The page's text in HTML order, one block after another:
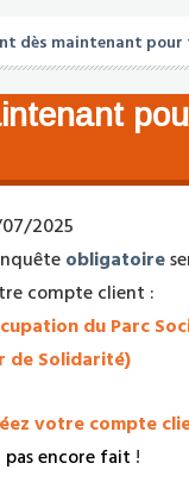
dès maintenant
2025
obligatoire
compte client :
du Parc
de Solidarité)
votre compte
pas encore fait !